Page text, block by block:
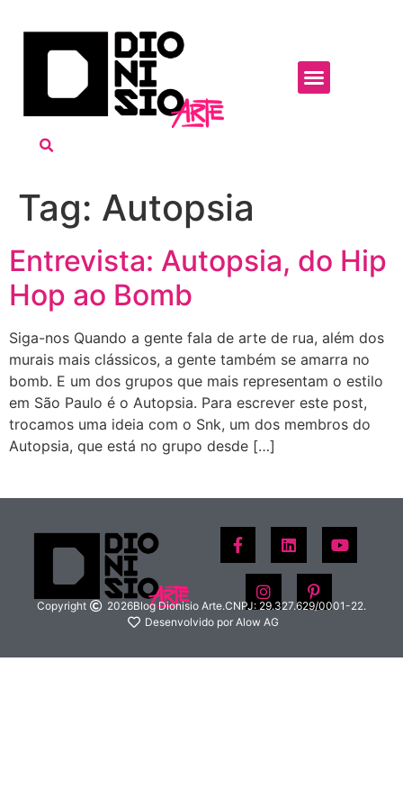
Tag: Autopsia
Entrevista: Autopsia, do Hip
Hop ao Bomb
Siga-nos Quando a gente fala de arte de rua, além dos
murais mais clássicos, a gente também se amarra no
bomb. E um dos grupos que mais representam o estilo
em São Paulo é o Autopsia. Para escrever este post,
trocamos uma ideia com o Snk, um dos membros do
Autopsia, que está no grupo desde […]
Copyright 2026Blog Dionisio Arte.CNPJ: 29.327.629/0001-22.
Desenvolvido por Alow AG